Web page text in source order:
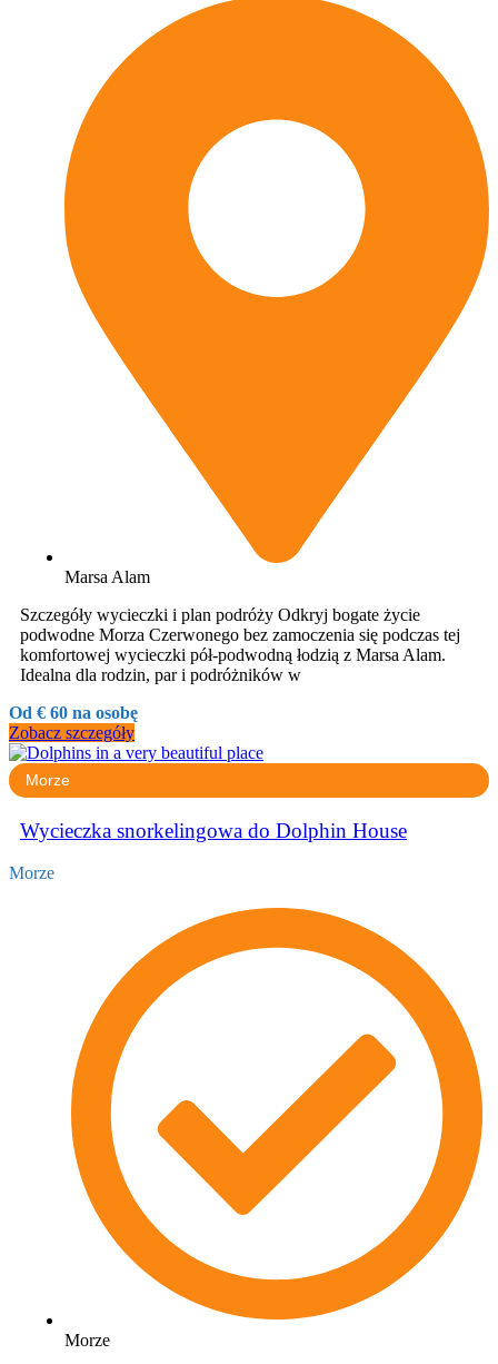
Marsa Alam
Szczegóły wycieczki i plan podróży Odkryj bogate życie
podwodne Morza Czerwonego bez zamoczenia się podczas tej
komfortowej wycieczki pół-podwodną łodzią z Marsa Alam.
Idealna dla rodzin, par i podróżników w
Od € 60 na osobę
Zobacz szczegóły
Morze
Wycieczka snorkelingowa do Dolphin House
Morze
Morze